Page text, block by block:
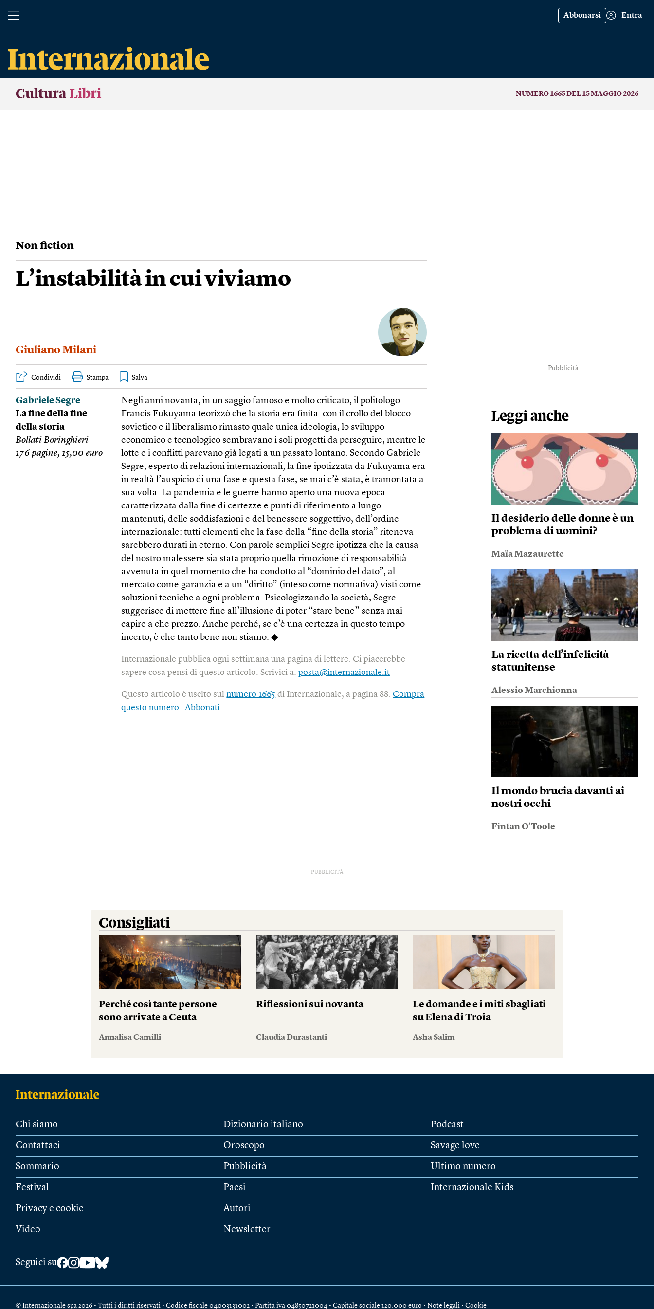
Abbonarsi Entra
Cultura Libri NUMERO 1665 DEL 15 MAGGIO 2026
Non fiction
L’instabilità in cui viviamo
Giuliano Milani
Condividi Stampa
Gabriele Segre
La fine della fine
della storia
Bollati Boringhieri
176 pagine, 15,00 euro
Negli anni novanta, in un saggio famoso e molto criticato, il politologo
Francis Fukuyama teorizzò che la storia era finita: con il crollo del blocco
sovietico e il liberalismo rimasto quale unica ideologia, lo sviluppo
economico e tecnologico sembravano i soli progetti da perseguire, mentre le
lotte e i conflitti parevano già legati a un passato lontano. Secondo Gabriele
Segre, esperto di relazioni internazionali, la fine ipotizzata da Fukuyama era
in realtà l’auspicio di una fase e questa fase, se mai c’è stata, è tramontata a
sua volta. La pandemia e le guerre hanno aperto una nuova epoca
caratterizzata dalla fine di certezze e punti di riferimento a lungo
mantenuti, delle soddisfazioni e del benessere soggettivo, dell’ordine
internazionale: tutti elementi che la fase della “fine della storia” riteneva
sarebbero durati in eterno. Con parole semplici Segre ipotizza che la causa
del nostro malessere sia stata proprio quella rimozione di responsabilità
avvenuta in quel momento che ha condotto al “dominio del dato”, al
mercato come garanzia e a un “diritto” (inteso come normativa) visti come
soluzioni tecniche a ogni problema. Psicologizzando la società, Segre
suggerisce di mettere fine all’illusione di poter “stare bene” senza mai
capire a che prezzo. Anche perché, se c’è una certezza in questo tempo
incerto, è che tanto bene non stiamo. ◆
Internazionale pubblica ogni settimana una pagina di lettere. Ci piacerebbe
sapere cosa pensi di questo articolo. Scrivici a:posta@internazionale.it
Questo articolo è uscito sulnumero 1665 di Internazionale, a pagina 88.Compra
questo numero |Abbonati
Pubblicità
Leggi anche
Il desiderio delle donne è un
problema di uomini?
Maïa Mazaurette
La ricetta dell’infelicità
statunitense
Alessio Marchionna
Il mondo brucia davanti ai
nostri occhi
Fintan O’Toole
PUBBLICITÀ
Consigliati
Perché così tante persone
sono arrivate a Ceuta
Annalisa Camilli
Riflessioni sui novanta
Claudia Durastanti
Le domande e i miti sbagliati
su Elena di Troia
Asha Salim
Chi siamo
Contattaci
Sommario
Festival
Privacy e cookie
Video
Dizionario italiano
Oroscopo
Pubblicità
Paesi
Autori
Newsletter
Podcast
Savage love
Ultimo numero
Internazionale Kids
Seguici su
© Internazionale spa 2026 • Tutti i diritti riservati • Codice fiscale 04003131002 • Partita iva 04850721004 • Capitale sociale 120.000 euro • Note legali • Cookie